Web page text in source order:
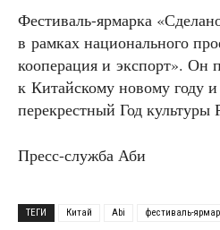
Фестиваль-ярмарка
в рамках национального
кооперация и экспорт». Он
к Китайскому новому году
перекрестный Год культуры
Пресс-служба Аби
ТЕГИ Китай Abi фестиваль-